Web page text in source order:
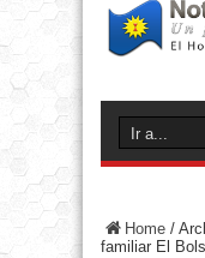
Home /
familiar El